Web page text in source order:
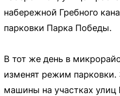
набережной Гребного
парковки Парка Победы.
В тот же день в
изменят режим парковки.
машины на участках улиц